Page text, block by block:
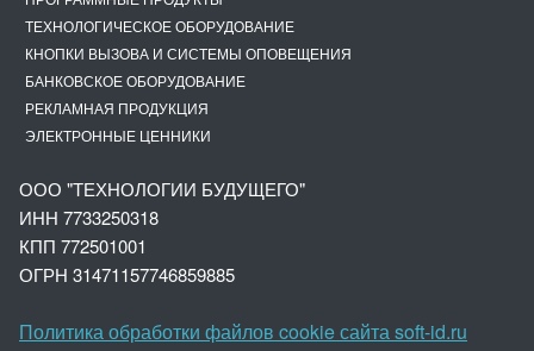
ТЕХНОЛОГИЧЕСКОЕ ОБОРУДОВАНИЕ
КНОПКИ ВЫЗОВА И СИСТЕМЫ ОПОВЕЩЕНИЯ
БАНКОВСКОЕ ОБОРУДОВАНИЕ
РЕКЛАМНАЯ ПРОДУКЦИЯ
ЭЛЕКТРОННЫЕ ЦЕННИКИ
ООО "ТЕХНОЛОГИИ БУДУЩЕГО"
ИНН 7733250318
КПП 772501001
ОГРН 31471157746859885
Политика обработки файлов cookie сайта soft-id.ru